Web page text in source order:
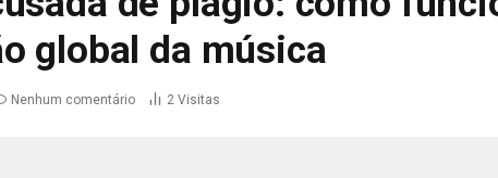
global da música
Nenhum comentário 2 Visitas